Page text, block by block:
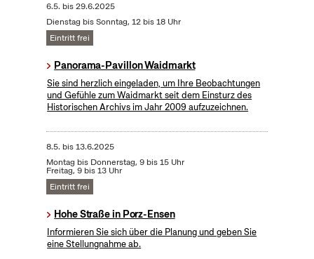
6.5. bis29.6.2025
Dienstag bis Sonntag, 12 bis 18 Uhr
Eintritt frei
Panorama-Pavillon Waidmarkt
Sie sind herzlich eingeladen, um Ihre Beobachtungen
und Gefühle zum Waidmarkt seit dem Einsturz des
Historischen Archivs im Jahr 2009 aufzuzeichnen.
8.5. bis13.6.2025
Montag bis Donnerstag, 9 bis 15 Uhr
Freitag, 9 bis 13 Uhr
Eintritt frei
Hohe Straße in Porz-Ensen
Informieren Sie sich über die Planung und geben Sie
eine Stellungnahme ab.